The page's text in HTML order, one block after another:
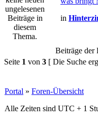
in
Beiträge der
Seite 1 von 3 [ Die Suche
Portal » Foren-Übersicht
Alle Zeiten sind UTC + 1